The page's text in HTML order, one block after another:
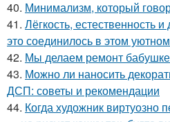
40. Минимализм, который
41. Лёгкость, естественность
это соединилось в этом
42. Мы делаем ремонт
43. Можно ли наносить
ДСП: советы и рекомендации
44. Когда художник виртуозно